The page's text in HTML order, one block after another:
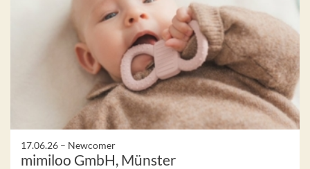
17.06.26 – Newcomer
mimiloo GmbH, Münster